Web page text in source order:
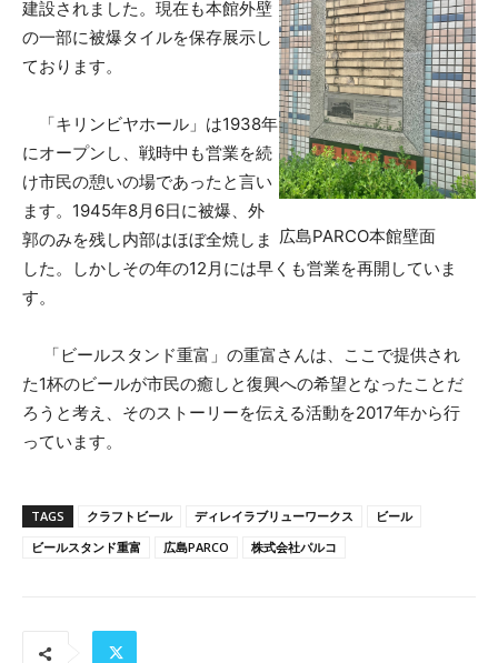
広島PARCO本館壁面
建設されました。現在も本館外壁
の一部に被爆タイルを保存展示し
ております。
「キリンビヤホール」は1938年
にオープンし、戦時中も営業を続
け市民の憩いの場であったと言い
ます。1945年8月6日に被爆、外
郭のみを残し内部はほぼ全焼しま
した。しかしその年の12月には早くも営業を再開していま
す。
「ビールスタンド重富」の重富さんは、ここで提供され
た1杯のビールが市民の癒しと復興への希望となったことだ
ろうと考え、そのストーリーを伝える活動を2017年から行
っています。
TAGS クラフトビール ディレイラブリューワークス
ビール
ビールスタンド重富
広島PARCO 株式会社パルコ